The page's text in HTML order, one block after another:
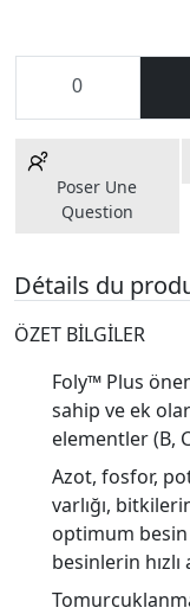
Poser Une
Question
Détails du
ÖZET BİLGİLER
Foly™ Plus
sahip ve ek
elementler (B,
Azot, fosfor,
varlığı,
optimum besin
besinlerin hızlı